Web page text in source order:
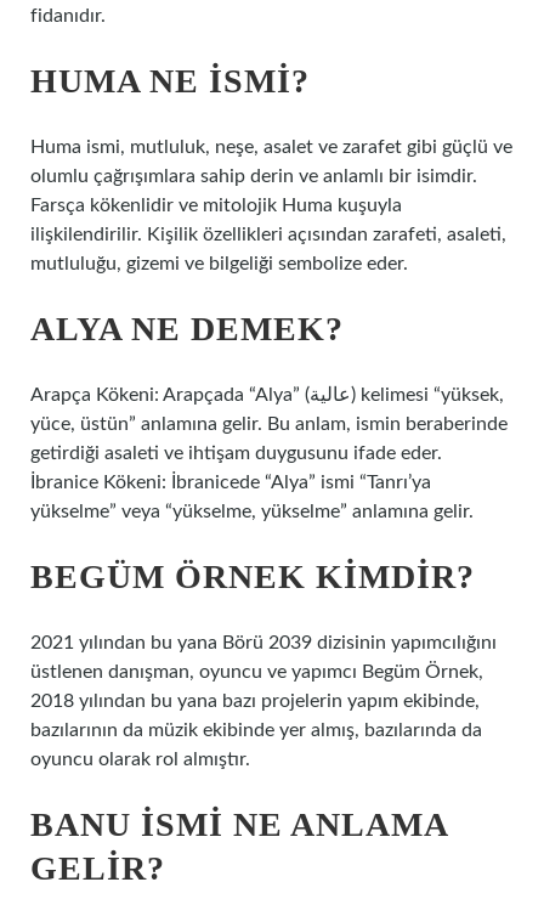
fidanıdır.
HUMA NE ISMI?
Huma ismi, mutluluk, neşe, asalet ve zarafet gibi güçlü ve
olumlu çağrışımlara sahip derin ve anlamlı bir isimdir.
Farsça kökenlidir ve mitolojik Huma kuşuyla
ilişkilendirilir. Kişilik özellikleri açısından zarafeti, asaleti,
mutluluğu, gizemi ve bilgeliği sembolize eder.
ALYA NE DEMEK?
Arapça Kökeni: Arapçada “Alya” (عالية) kelimesi “yüksek,
yüce, üstün” anlamına gelir. Bu anlam, ismin beraberinde
getirdiği asaleti ve ihtişam duygusunu ifade eder.
İbranice Kökeni: İbranicede “Alya” ismi “Tanrı’ya
yükselme” veya “yükselme, yükselme” anlamına gelir.
BEGÜM ÖRNEK KIMDIR?
2021 yılından bu yana Börü 2039 dizisinin yapımcılığını
üstlenen danışman, oyuncu ve yapımcı Begüm Örnek,
2018 yılından bu yana bazı projelerin yapım ekibinde,
bazılarının da müzik ekibinde yer almış, bazılarında da
oyuncu olarak rol almıştır.
BANU ISMI NE ANLAMA
GELIR?